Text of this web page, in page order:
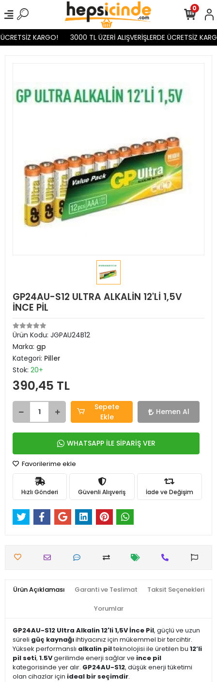
KARGO! 3000 TL ÜZERİ ALIŞVERİŞLERDE ÜCRETSİZ
0
GP24AU-S12 ULTRA ALKALİN 12'Lİ 1,5V
İNCE PİL
Ürün Kodu: JGPAU24B12
Marka: gp
Kategori: Piller
Stok: 20+
390,45 TL
Sepete
Ekle
Hemen Al
WHATSAPP İLE SİPARİŞ VER
Favorilerime ekle
Hızlı Gönderi Güvenli Alışveriş İade ve Değişim
Ürün Açıklaması Garanti ve Teslimat Taksit Seçenekleri
Yorumlar
GP24AU-S12 Ultra Alkalin 12'li 1,5V İnce Pil, güçlü ve uzun
süreli güç kaynağıihtiyacınız için mükemmel bir tercihtir.
Yüksek performanslı alkalin pilteknolojisi ile üretilen bu 12’li
pil seti, 1.5Vgerilimde enerji sağlar ve ince pil
kategorisinde yer alır. GP24AU-S12, düşük enerji tüketimi
olan cihazlar için ideal bir seçimdir.